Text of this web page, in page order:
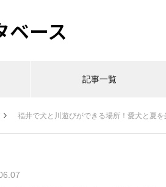
ベース
記事一覧
福井で犬と川遊びができる場所！愛犬と夏